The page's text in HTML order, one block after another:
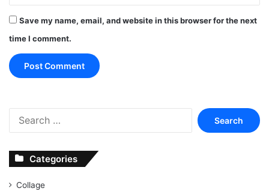
Save my name, email, and website in this browser for the next
time I comment.
Search
for:
Categories
Collage